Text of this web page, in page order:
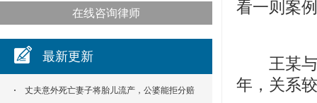
最新更新
丈夫意外死亡妻子将胎儿流产，公婆能拒分赔
看一则案例
王某与
年，关系